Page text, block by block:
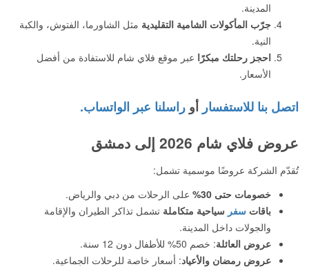
المدينة.
جرّب المأكولات الشامية التقليدية مثل الشاورما، الفتوش، والكبة
النية.
احجز رحلتك مبكرًا عبر موقع فلاي شام للاستفادة من أفضل
الأسعار.
اتصل بنا للاستفسار أو راسلنا عبر الواتساب.
عروض فلاي شام 2026 إلى دمشق
تُقدّم الشركة عروضًا موسمية تشمل:
خصومات حتى 30%
على الرحلات من دبي والرياض.
باقات سفر سياحية متكاملة تشمل تذاكر الطيران والإقامة
والجولات داخل المدينة.
عروض العائلة: خصم 50% للأطفال دون 12 سنة.
عروض رمضان والأعياد: أسعار خاصة للرحلات الجماعية.